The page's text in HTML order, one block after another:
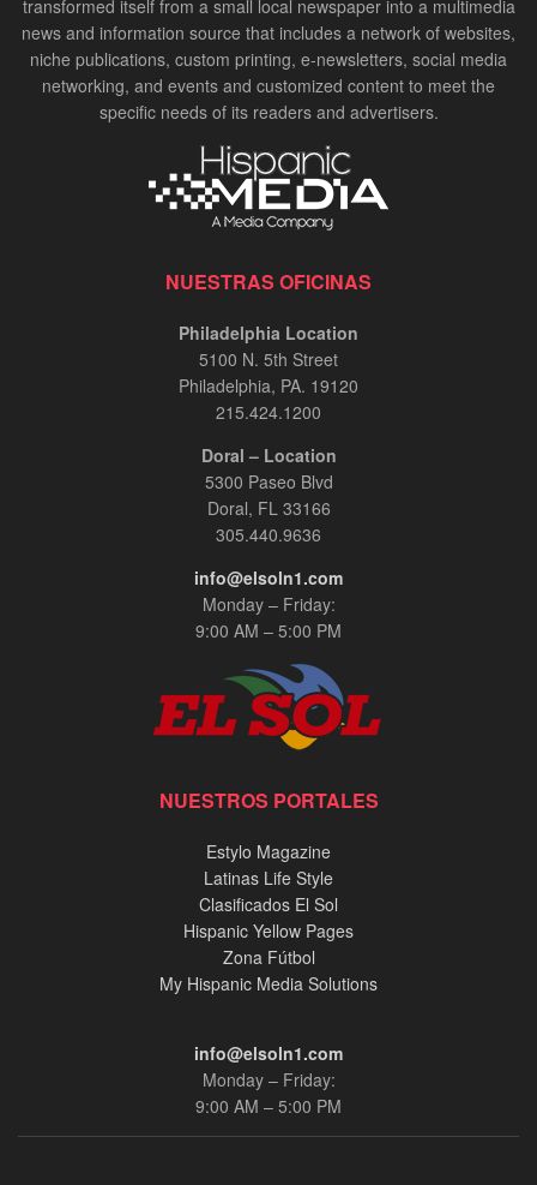
transformed itself from a small local newspaper into a multimedia
news and information source that includes a network of websites,
niche publications, custom printing, e-newsletters, social media
networking, and events and customized content to meet the
specific needs of its readers and advertisers.
NUESTRAS OFICINAS
Philadelphia Location
5100 N. 5th Street
Philadelphia, PA. 19120
215.424.1200
Doral – Location
5300 Paseo Blvd
Doral, FL 33166
305.440.9636
info@elsoln1.com
Monday – Friday:
9:00 AM – 5:00 PM
NUESTROS PORTALES
Estylo Magazine
Latinas Life Style
Clasificados El Sol
Hispanic Yellow Pages
Zona Fútbol
My Hispanic Media Solutions
info@elsoln1.com
Monday – Friday:
9:00 AM – 5:00 PM